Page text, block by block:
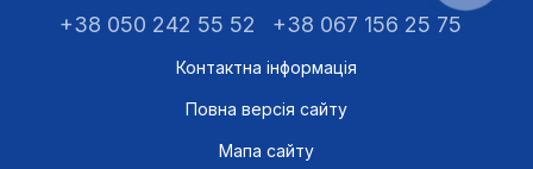
+38 050 242 55 52 +38 067 156 25 75
Контактна інформація
Повна версія сайту
Мапа сайту